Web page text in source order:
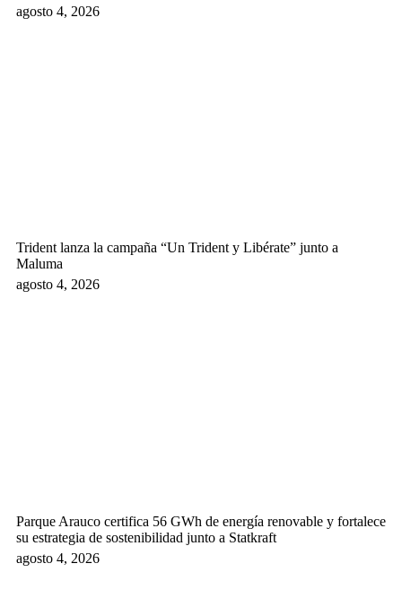
agosto 4, 2026
Trident lanza la campaña “Un Trident y Libérate” junto a
Maluma
agosto 4, 2026
Parque Arauco certifica 56 GWh de energía renovable y fortalece
su estrategia de sostenibilidad junto a Statkraft
agosto 4, 2026